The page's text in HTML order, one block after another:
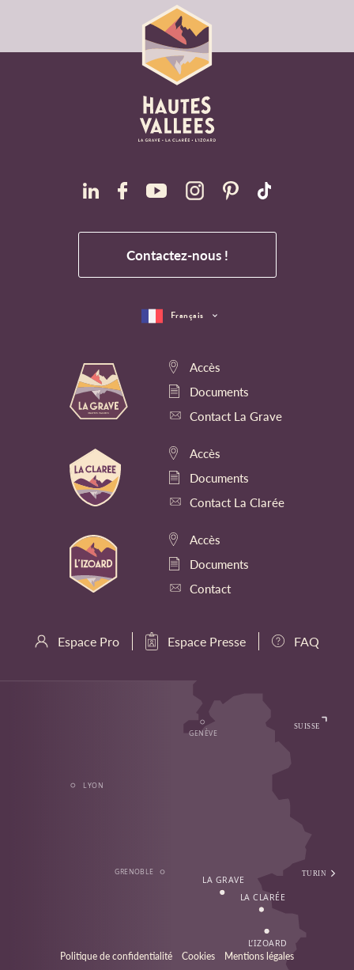
Contactez-nous !
Accès
Documents
Contact La Grave
Accès
Documents
Contact La Clarée
Accès
Documents
Contact
Espace Pro Espace Presse FAQ
Politique de confidentialité Cookies Mentions légales
Français